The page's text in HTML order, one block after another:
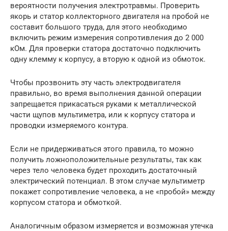
вероятности получения электротравмы. Проверить
якорь и статор коллекторного двигателя на пробой не
составит большого труда, для этого необходимо
включить режим измерения сопротивления до 2 000
кОм. Для проверки статора достаточно подключить
одну клемму к корпусу, а вторую к одной из обмоток.
Чтобы прозвонить эту часть электродвигателя
правильно, во время выполнения данной операции
запрещается прикасаться руками к металлической
части щупов мультиметра, или к корпусу статора и
проводки измеряемого контура.
Если не придерживаться этого правила, то можно
получить ложноположительные результаты, так как
через тело человека будет проходить достаточный
электрический потенциал. В этом случае мультиметр
покажет сопротивление человека, а не «пробой» между
корпусом статора и обмоткой.
Аналогичным образом измеряется и возможная утечка